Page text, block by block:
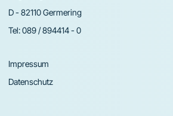
D - 82110 Germering
Tel:089 / 894414 - 0
Impressum
Datenschutz